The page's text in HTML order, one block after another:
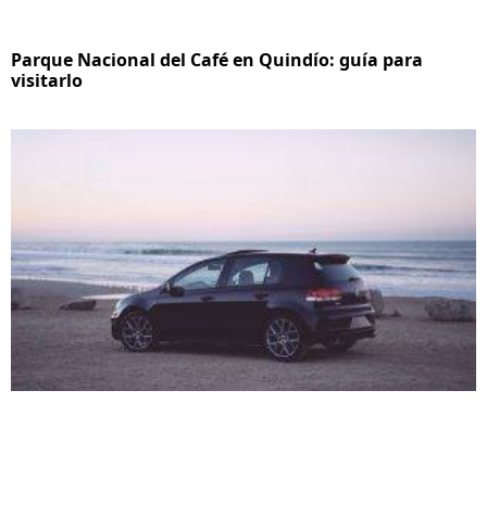
Parque Nacional del Café en Quindío: guía para
visitarlo